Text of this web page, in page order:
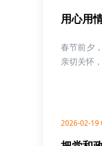
用心用
春节前夕
亲切关怀
2026-02-19